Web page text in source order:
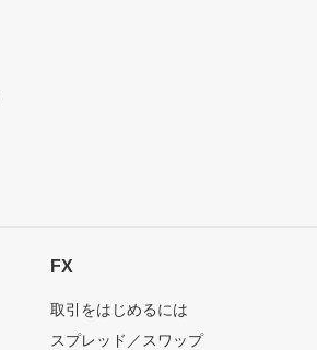
FX
取引をはじめるには
スプレッド／スワップ